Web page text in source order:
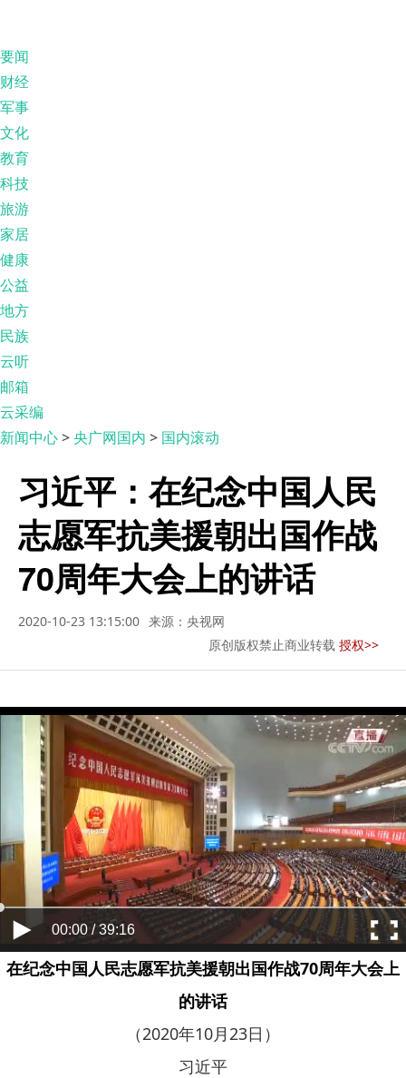
要闻
财经
军事
文化
教育
科技
旅游
家居
健康
公益
地方
民族
云听
邮箱
云采编
新闻中心>央广网国内 > 国内滚动
习近平：在纪念中国人民
志愿军抗美援朝出国作战
70周年大会上的讲话
2020-10-23 13:15:00 来源：央视网
原创版权禁止商业转载 授权>>
00:00 / 39:16
在纪念中国人民志愿军抗美援朝出国作战70周年大会上
的讲话
（2020年10月23日）
习近平